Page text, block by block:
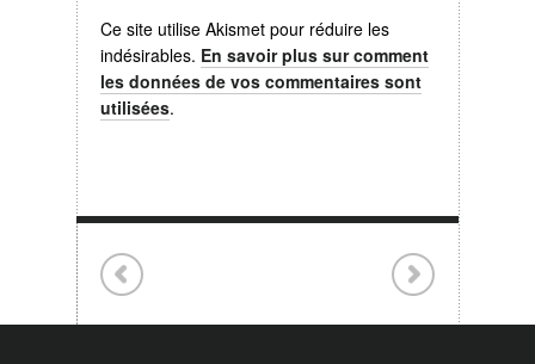
Ce site utilise Akismet pour réduire les
indésirables. En savoir plus sur comment
les données de vos commentaires sont
utilisées.